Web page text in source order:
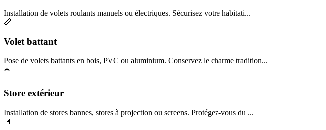
Installation de volets roulants manuels ou électriques. Sécurisez votre habitati...
📏
Volet battant
Pose de volets battants en bois, PVC ou aluminium. Conservez le charme tradition...
☂️
Store extérieur
Installation de stores bannes, stores à projection ou screens. Protégez-vous du ...
🚪